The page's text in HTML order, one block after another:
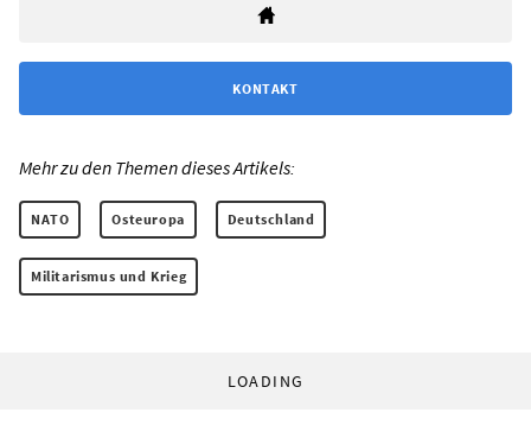
KONTAKT
Mehr zu den Themen dieses Artikels:
NATO Osteuropa Deutschland
Militarismus und Krieg
LOADING